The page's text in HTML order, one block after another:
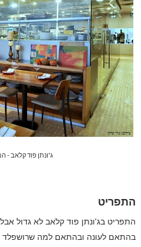
ג'ונתן פוד קלאב -
התפריט
התפריט בג'ונתן פוד קלאב לא גדול
בהתאם לעונה ובהתאם למה